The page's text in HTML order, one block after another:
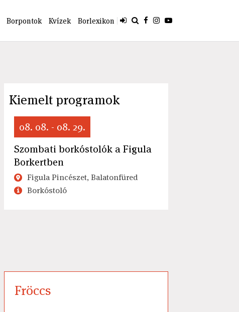
Borpontok Kvízek Borlexikon
Kiemelt programok
08. 08. - 08. 29.
Szombati borkóstolók a Figula
Borkertben
Figula Pincészet, Balatonfüred
Borkóstoló
Fröccs